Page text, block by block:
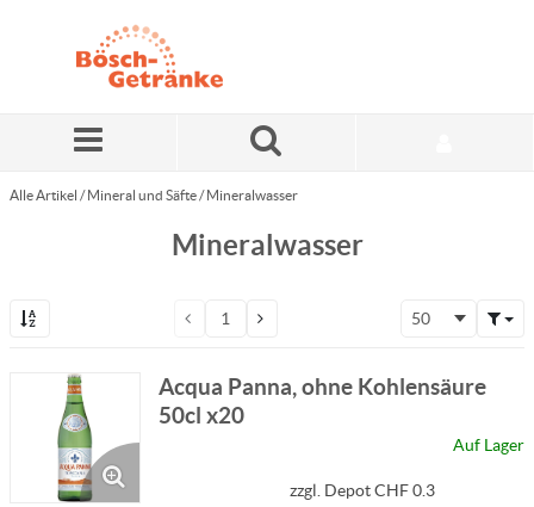
Alle Artikel / Mineral und Säfte/ Mineralwasser
Mineralwasser
50
Acqua Panna, ohne Kohlensäure
50cl x20
Auf Lager
zzgl. Depot CHF 0.3